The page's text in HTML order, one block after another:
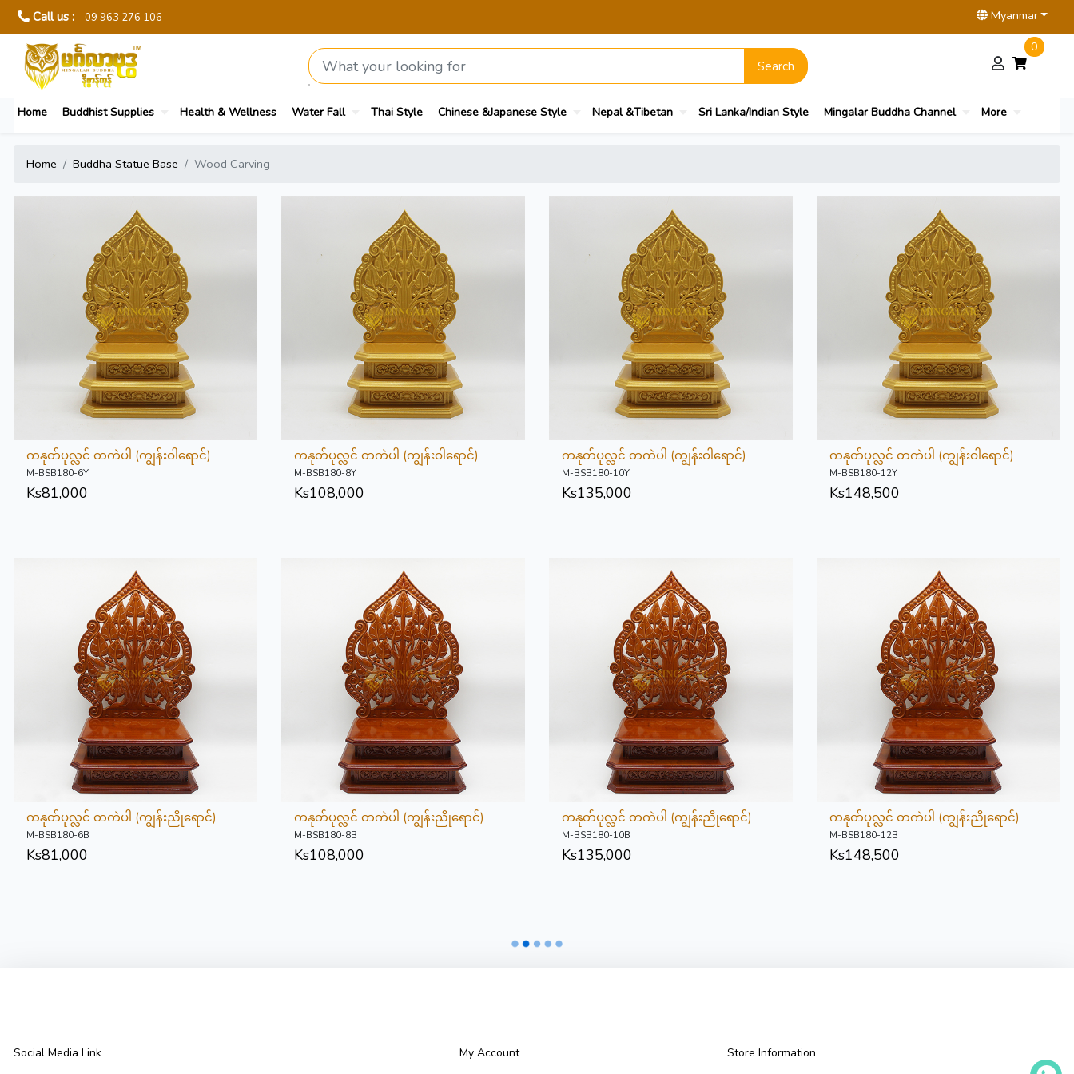
Call us : 09 963 276 106 Myanmar
Search
0
Home Buddhist Supplies Health & Wellness Water Fall Thai Style Chinese &Japanese Style Nepal &Tibetan Sri Lanka/Indian Style Mingalar Buddha Channel More
Home Buddha Statue Base Wood Carving
ကနုတ်ပုလ္လင် တကဲပါ (ကျွန်းဝါရောင်)
M-BSB180-6Y
Ks81,000
ကနုတ်ပုလ္လင် တကဲပါ (ကျွန်းဝါရောင်)
M-BSB180-8Y
Ks108,000
ကနုတ်ပုလ္လင် တကဲပါ (ကျွန်းဝါရောင်)
M-BSB180-10Y
Ks135,000
ကနုတ်ပုလ္လင် တကဲပါ (ကျွန်းဝါရောင်)
M-BSB180-12Y
Ks148,500
ကနုတ်ပုလ္လင် တကဲပါ (ကျွန်းညိုရောင်)
M-BSB180-6B
Ks81,000
ကနုတ်ပုလ္လင် တကဲပါ (ကျွန်းညိုရောင်)
M-BSB180-8B
Ks108,000
ကနုတ်ပုလ္လင် တကဲပါ (ကျွန်းညိုရောင်)
M-BSB180-10B
Ks135,000
ကနုတ်ပုလ္လင် တကဲပါ (ကျွန်းညိုရောင်)
M-BSB180-12B
Ks148,500
Social Media Link My Account Store Information